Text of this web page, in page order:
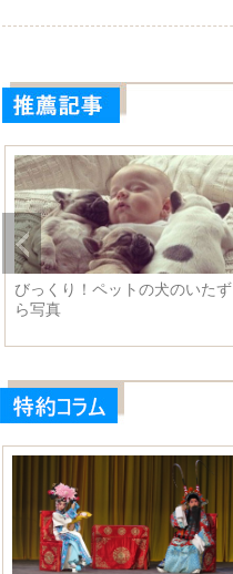
びっくり！ペットの犬のいたず
ら写真